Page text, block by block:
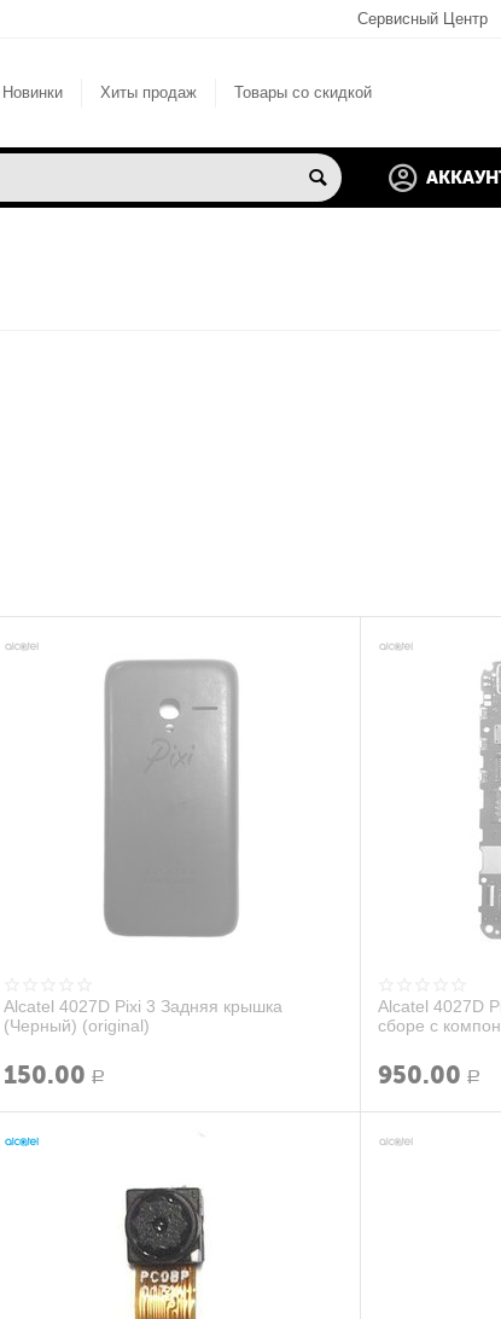
Сервисный Центр
Новинки Хиты продаж Товары со скидкой
Alcatel 4027D Pixi 3 Задняя крышка
(Черный) (original)
150.00 Р
Alcatel 4027D
сборе с
950.00 Р